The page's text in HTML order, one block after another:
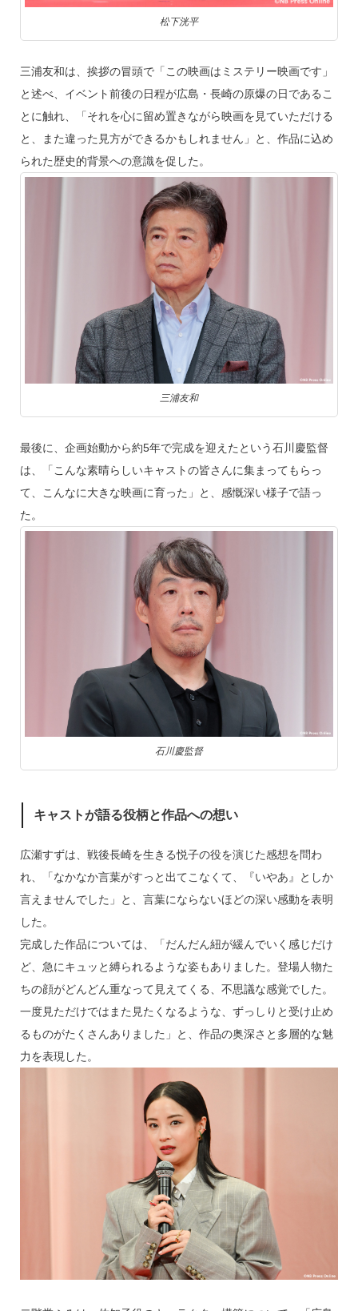
松下洸平
三浦友和は、挨拶の冒頭で「この映画はミステリー映画です」
と述べ、イベント前後の日程が広島・長崎の原爆の日であるこ
とに触れ、「それを心に留め置きながら映画を見ていただける
と、また違った見方ができるかもしれません」と、作品に込め
られた歴史的背景への意識を促した。
三浦友和
最後に、企画始動から約5年で完成を迎えたという石川慶監督
は、「こんな素晴らしいキャストの皆さんに集まってもらっ
て、こんなに大きな映画に育った」と、感慨深い様子で語っ
た。
石川慶監督
キャストが語る役柄と作品への想い
広瀬すずは、戦後長崎を生きる悦子の役を演じた感想を問わ
れ、「なかなか言葉がすっと出てこなくて、『いやあ』としか
言えませんでした」と、言葉にならないほどの深い感動を表明
した。
完成した作品については、「だんだん紐が緩んでいく感じだけ
ど、急にキュッと縛られるような姿もありました。登場人物た
ちの顔がどんどん重なって見えてくる、不思議な感覚でした。
一度見ただけではまた見たくなるような、ずっしりと受け止め
るものがたくさんありました」と、作品の奥深さと多層的な魅
力を表現した。